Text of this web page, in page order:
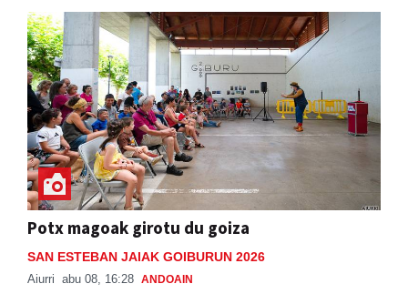
Potx magoak girotu du goiza
SAN ESTEBAN JAIAK GOIBURUN 2026
Aiurri abu 08, 16:28 ANDOAIN